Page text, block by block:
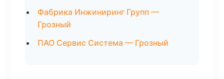
Фабрика Инжиниринг Групп —
Грозный
ПАО Сервис Система — Грозный